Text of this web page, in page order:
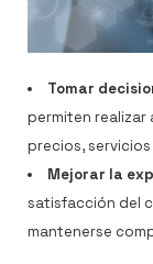
Tomar
permiten realizar
precios,
Mejorar la
satisfacción del
mantenerse